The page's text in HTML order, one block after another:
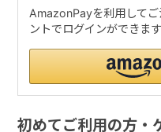
AmazonPayを利用して
ントでログインができます
初めてご利用の方・